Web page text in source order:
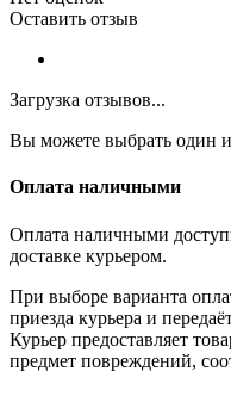
Оставить отзыв
Загрузка отзывов...
Вы можете выбрать один
Оплата наличными
Оплата наличными
доставке курьером.
При выборе варианта
приезда курьера и
Курьер предоставляет
предмет повреждений,